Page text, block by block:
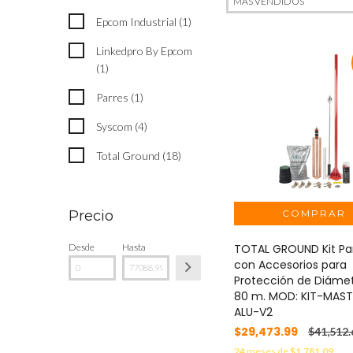
Epcom Industrial (1)
Linkedpro By Epcom
(1)
Parres (1)
Syscom (4)
Total Ground (18)
Precio
Desde Hasta
TOTAL GROUND Kit
con Accesorios para
Protección de
80 m. MOD: KIT-
ALU-V2
$29,473.99